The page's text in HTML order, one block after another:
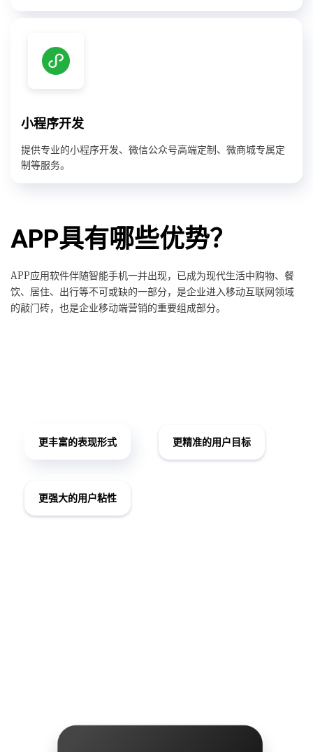
小程序开发
提供专业的小程序开发、微信公众号高端定制、微商城专属定
制等服务。
APP具有哪些优势？
APP应用软件伴随智能手机一并出现，已成为现代生活中购物、餐
饮、居住、出行等不可或缺的一部分，是企业进入移动互联网领域
的敲门砖，也是企业移动端营销的重要组成部分。
更丰富的表现形式 更精准的用户目标
更强大的用户粘性